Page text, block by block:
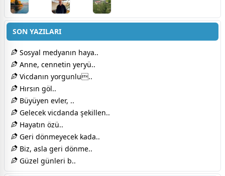
SON YAZILARI
Sosyal medyanın haya..
Anne, cennetin yeryü..
Vicdanın yorgunlu..
Hırsın göl..
Büyüyen evler, ..
Gelecek vicdanda şekillen..
Hayatın özü..
Geri dönmeyecek kada..
Biz, asla geri dönme..
Güzel günleri b..